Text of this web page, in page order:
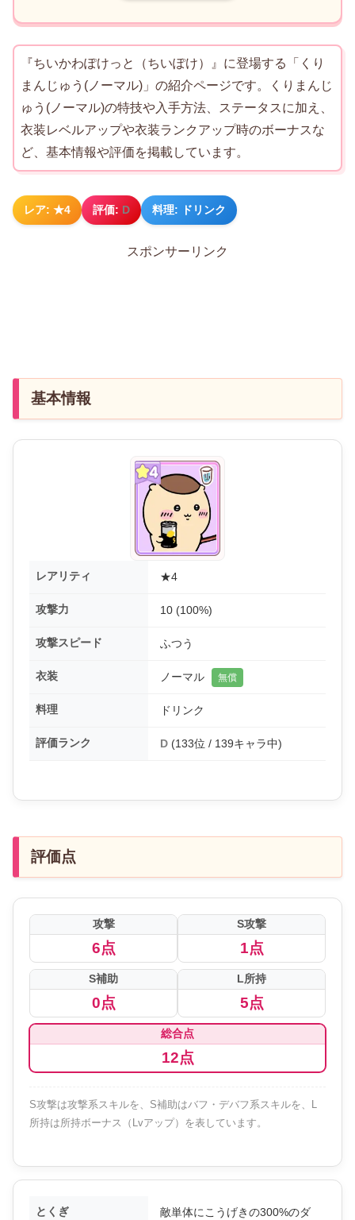
『ちいかわぽけっと（ちいぽけ）』に登場する「くり
まんじゅう(ノーマル)」の紹介ページです。くりまんじ
ゅう(ノーマル)の特技や入手方法、ステータスに加え、
衣装レベルアップや衣装ランクアップ時のボーナスな
ど、基本情報や評価を掲載しています。
レア: ★4 評価: D 料理: ドリンク
スポンサーリンク
基本情報
レアリティ ★4
攻撃力 10 (100%)
攻撃スピード ふつう
衣装 ノーマル 無償
料理 ドリンク
評価ランク D(133位 / 139キャラ中)
評価点
攻撃
6点
S攻撃
1点
S補助
0点
L所持
5点
総合点
12点
S攻撃は攻撃系スキルを、S補助はバフ・デバフ系スキルを、L
所持は所持ボーナス（Lvアップ）を表しています。
とくぎ 敵単体にこうげきの300%のダ